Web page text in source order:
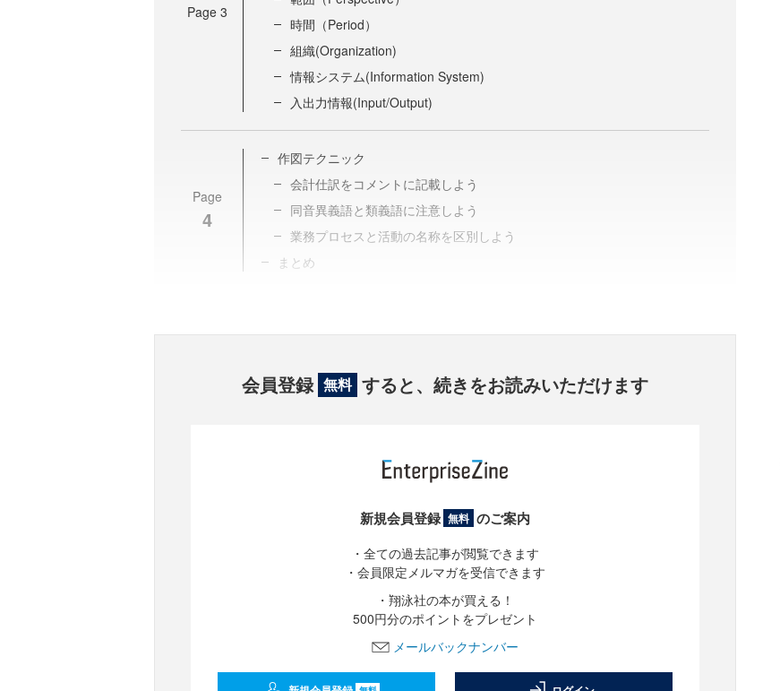
Page 3
時間（Period）
組織(Organization)
情報システム(Information System)
入出力情報(Input/Output)
Page
4
作図テクニック
会計仕訳をコメントに記載しよう
同音異義語と類義語に注意しよう
業務プロセスと活動の名称を区別しよう
まとめ
会員登録 無料 すると、続きをお読みいただけます
新規会員登録 無料 のご案内
・全ての過去記事が閲覧できます
・会員限定メルマガを受信できます
・翔泳社の本が買える！
500円分のポイントをプレゼント
メールバックナンバー